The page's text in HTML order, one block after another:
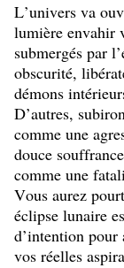
L’univers va
lumière envahir
submergés par
obscurité,
démons
D’autres,
comme une
douce
comme une
Vous aurez
éclipse lunaire
d’intention pour
vos réelles